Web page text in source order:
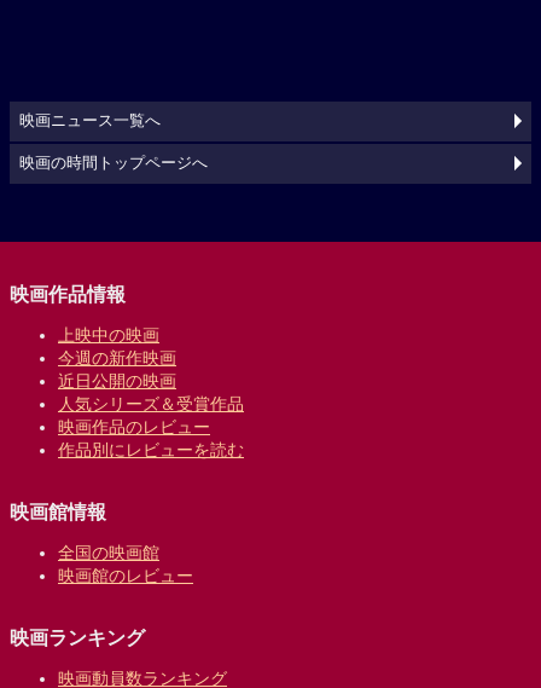
映画ニュース一覧へ
映画の時間トップページへ
映画作品情報
上映中の映画
今週の新作映画
近日公開の映画
人気シリーズ＆受賞作品
映画作品のレビュー
作品別にレビューを読む
映画館情報
全国の映画館
映画館のレビュー
映画ランキング
映画動員数ランキング